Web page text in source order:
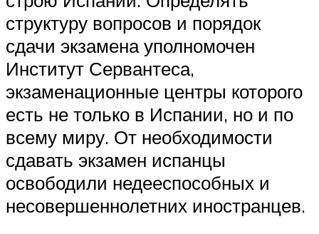
структуру вопросов и порядок
сдачи экзамена уполномочен
Институт Сервантеса,
экзаменационные центры которого
есть не только в Испании, но и по
всему миру. От необходимости
сдавать экзамен испанцы
освободили недееспособных и
несовершеннолетних иностранцев.